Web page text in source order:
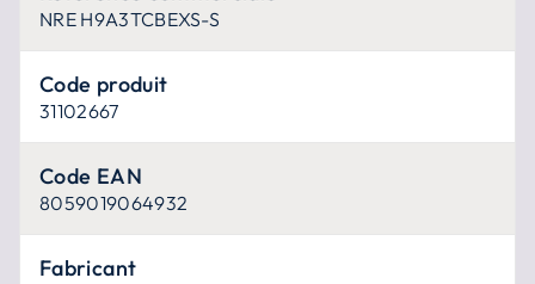
NRE H9A3TCBEXS-S
Code produit
31102667
Code EAN
8059019064932
Fabricant